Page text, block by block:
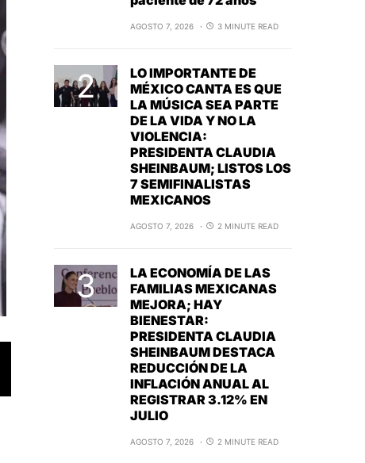
AGOSTO 7, 2026 3 MINUTE READ
LO IMPORTANTE DE
MÉXICO CANTA ES QUE
LA MÚSICA SEA PARTE
DE LA VIDA Y NO LA
VIOLENCIA:
PRESIDENTA CLAUDIA
SHEINBAUM; LISTOS LOS
7 SEMIFINALISTAS
MEXICANOS
AGOSTO 7, 2026 2 MINUTE READ
LA ECONOMÍA DE LAS
FAMILIAS MEXICANAS
MEJORA; HAY
BIENESTAR:
PRESIDENTA CLAUDIA
SHEINBAUM DESTACA
REDUCCIÓN DE LA
INFLACIÓN ANUAL AL
REGISTRAR 3.12% EN
JULIO
AGOSTO 7, 2026 2 MINUTE READ